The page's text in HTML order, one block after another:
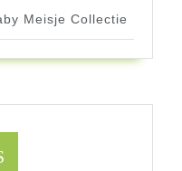
Meisje Collectie